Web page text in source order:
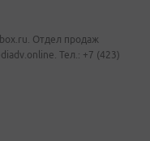
Отдел продаж
Тел.: +7 (423)